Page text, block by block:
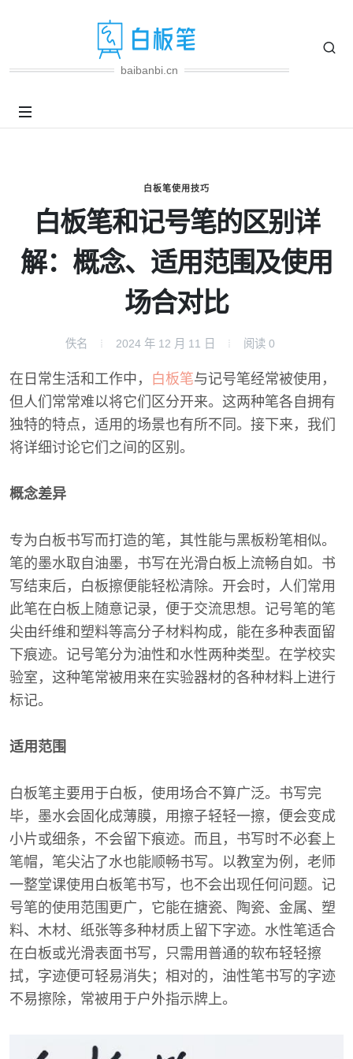
baibanbi.cn
白板笔使用技巧
白板笔和记号笔的区别详
解：概念、适用范围及使用
场合对比
佚名 2024 年 12 月 11 日 阅读 0
在日常生活和工作中， 白板笔与记号笔经常被使用，
但人们常常难以将它们区分开来。这两种笔各自拥有
独特的特点，适用的场景也有所不同。接下来，我们
将详细讨论它们之间的区别。
概念差异
专为白板书写而打造的笔，其性能与黑板粉笔相似。
笔的墨水取自油墨，书写在光滑白板上流畅自如。书
写结束后，白板擦便能轻松清除。开会时，人们常用
此笔在白板上随意记录，便于交流思想。记号笔的笔
尖由纤维和塑料等高分子材料构成，能在多种表面留
下痕迹。记号笔分为油性和水性两种类型。在学校实
验室，这种笔常被用来在实验器材的各种材料上进行
标记。
适用范围
白板笔主要用于白板，使用场合不算广泛。书写完
毕，墨水会固化成薄膜，用擦子轻轻一擦，便会变成
小片或细条，不会留下痕迹。而且，书写时不必套上
笔帽，笔尖沾了水也能顺畅书写。以教室为例，老师
一整堂课使用白板笔书写，也不会出现任何问题。记
号笔的使用范围更广，它能在搪瓷、陶瓷、金属、塑
料、木材、纸张等多种材质上留下字迹。水性笔适合
在白板或光滑表面书写，只需用普通的软布轻轻擦
拭，字迹便可轻易消失；相对的，油性笔书写的字迹
不易擦除，常被用于户外指示牌上。